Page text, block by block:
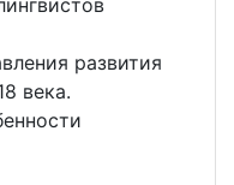
развития
века.